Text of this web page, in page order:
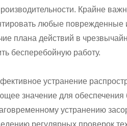
Крайне
любые
плана действий в
бесперебойную работу.
устранение
значение для
устранению
регулярных проверок